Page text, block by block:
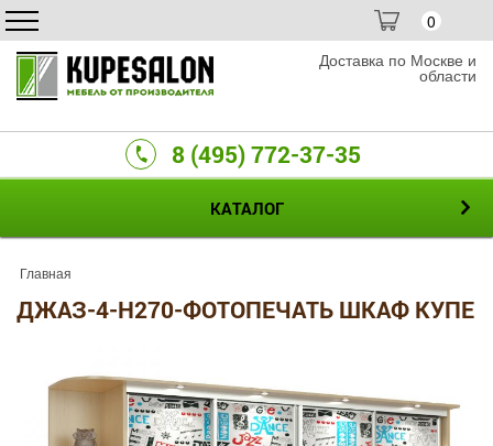
0
Доставка по Москве и
области
8 (495) 772-37-35
КАТАЛОГ
Главная
ДЖАЗ-4-H270-ФОТОПЕЧАТЬ ШКАФ КУПЕ